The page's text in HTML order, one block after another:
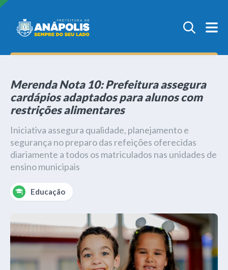
Merenda Nota 10: Prefeitura assegura
cardápios adaptados para alunos com
restrições alimentares
Iniciativa assegura qualidade, planejamento e
segurança no preparo das refeições oferecidas
diariamente a todos os matriculados nas unidades de
ensino municipais
Educação